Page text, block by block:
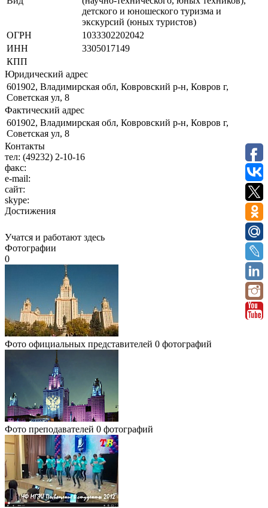
детского и юношеского туризма и
экскурсий (юных туристов)
ОГРН
1033302202042
ИНН
3305017149
КПП
Юридический адрес
601902, Владимирская обл, Ковровский р-н, Ковров г,
Советская ул, 8
Фактический адрес
601902, Владимирская обл, Ковровский р-н, Ковров г,
Советская ул, 8
Контакты
тел: (49232) 2-10-16
факс:
e-mail:
сайт:
skype:
Достижения
Учатся и работают здесь
Фотографии
0
Фото официальных представителей 0 фотографий
Фото преподавателей 0 фотографий